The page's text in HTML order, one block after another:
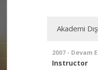
Akademi
2007 - Devam
Instructor